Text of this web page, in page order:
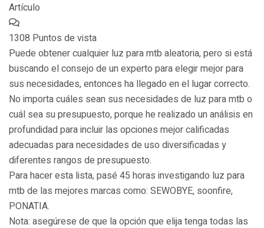
Artículo
1308 Puntos de vista
Puede obtener cualquier luz para mtb aleatoria, pero si está
buscando el consejo de un experto para elegir mejor para
sus necesidades, entonces ha llegado en el lugar correcto.
No importa cuáles sean sus necesidades de luz para mtb o
cuál sea su presupuesto, porque he realizado un análisis en
profundidad para incluir las opciones mejor calificadas
adecuadas para necesidades de uso diversificadas y
diferentes rangos de presupuesto.
Para hacer esta lista, pasé 45 horas investigando luz para
mtb de las mejores marcas como: SEWOBYE, soonfire,
PONATIA.
Nota: asegúrese de que la opción que elija tenga todas las